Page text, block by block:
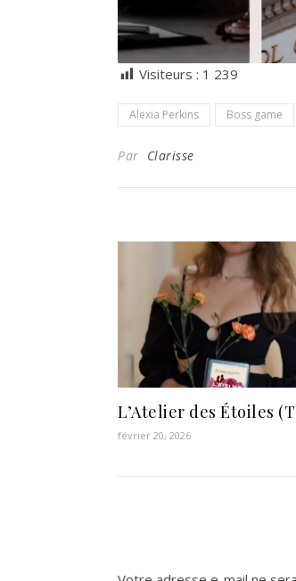
Visiteurs : 1 239
Alexia Perkins Boss game
Par Clarisse
L’Atelier des Étoiles
février 20, 2026